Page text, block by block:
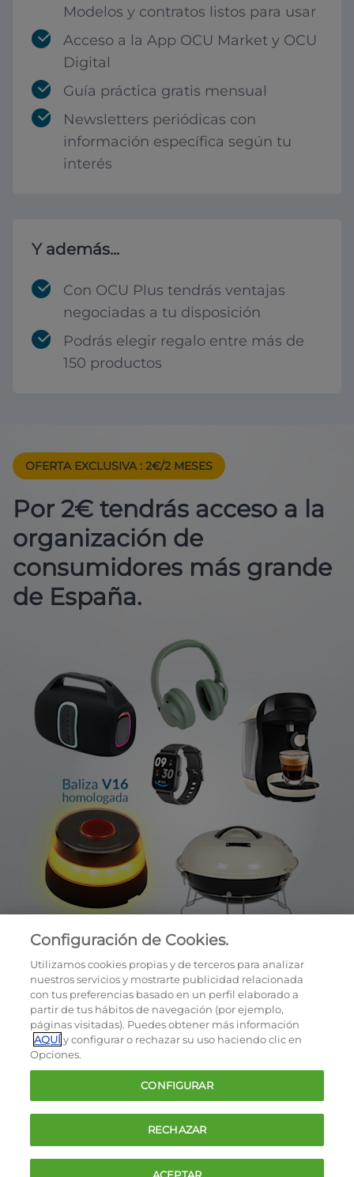
Modelos y contratos listos para usar
Acceso a la App OCU Market y OCU
Digital
Guía práctica gratis mensual
Newsletters periódicas con
información específica según tu
interés
Y además...
Con OCU Plus tendrás ventajas
negociadas a tu disposición
Podrás elegir regalo entre más de
150 productos
OFERTA EXCLUSIVA : 2€/2 MESES
Por 2€ tendrás acceso a la
organización de
consumidores más grande
de España.
Cookies
Política de privacidad
Términos y condiciones de la oferta
Contacto
FAQ
Configuración de Cookies.
Utilizamos cookies propias y de terceros para analizar
nuestros servicios y mostrarte publicidad relacionada
con tus preferencias basado en un perfil elaborado a
partir de tus hábitos de navegación (por ejemplo,
páginas visitadas). Puedes obtener más información
AQUÍy configurar o rechazar su uso haciendo clic en
Opciones.
CONFIGURAR
RECHAZAR